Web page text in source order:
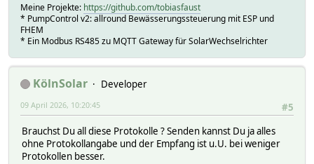
Meine Projekte: https://github.com/tobiasfaust
* PumpControl v2: allround Bewässerungssteuerung mit ESP und
FHEM
* Ein Modbus RS485 zu MQTT Gateway für SolarWechselrichter
KölnSolar
Developer
#5
09 April 2026, 10:20:45
Brauchst Du all diese Protokolle ? Senden kannst Du ja alles
ohne Protokollangabe und der Empfang ist u.U. bei weniger
Protokollen besser.